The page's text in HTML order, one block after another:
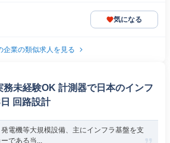
気になる
企業の類似求人を見る
務未経験OK 計測器で日本のインフ
回路設計
電機等大規模設備、主にインフラ基盤を支
である当...